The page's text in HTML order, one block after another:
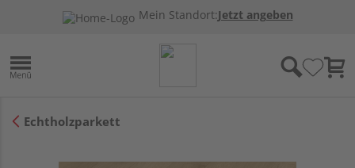
Mein Standort:Jetzt angeben
Echtholzparkett